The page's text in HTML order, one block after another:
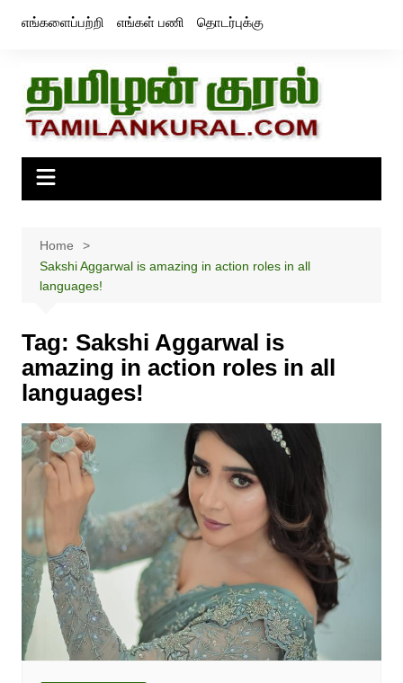
எங்களைப்பற்றி எங்கள் பணி தொடர்புக்கு
Home
Sakshi Aggarwal is amazing in action roles in all
languages!
Tag: Sakshi Aggarwal is
amazing in action roles in all
languages!